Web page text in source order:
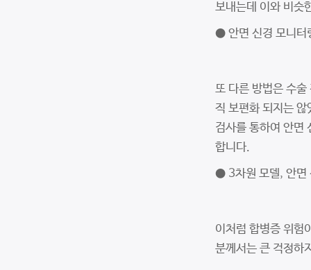
보내는데 이와 비슷
● 안면 신경 모니터
또 다른 방법은 수
직 보편화 되지는
검사를 통하여 안면
합니다.
● 3차원 모델, 안면
이처럼 합병증 위험
분께서는 큰 걱정하